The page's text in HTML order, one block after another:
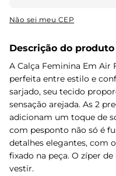
Não sei meu CEP
Descrição do produto
A Calça Feminina Em Air
perfeita entre estilo e
sarjado, seu tecido
sensação arejada. As 2
adicionam um toque de
com pesponto não só é
detalhes elegantes, com
fixado na peça. O zíper
vestir.